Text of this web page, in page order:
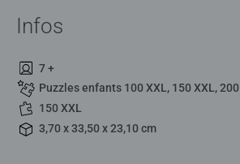
Infos
7 +
Puzzles enfants 100 XXL, 150 XXL,
150 XXL
3,70 x 33,50 x 23,10 cm